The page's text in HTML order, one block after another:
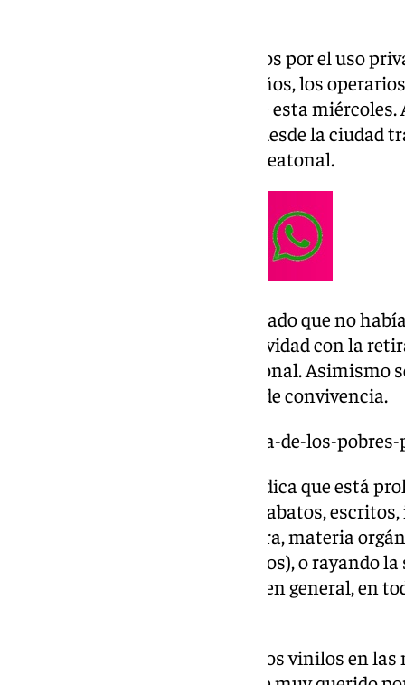
Así, ante las quejas de los vecinos por el uso
emblemático para los malagueños, los
estas pintadas en la mañana de esta
levantado boletín de denuncia desde la ciudad
actividad y restablecer el paso peatonal.
Fuentes municipales han señalado que no
se ordenó la finalización de actividad con la
restablecimiento del paso peatonal. Asimismo
por infracción de la ordenanza de convivencia.
https://www.101tv.es/la-tribuna-de-los-
En concreto, esta ordenanza indica que está
grafitis, pintadas, manchas, garabatos,
cualquier material (tinta, pintura, materia
(aerosoles, rotuladores y análogos), o rayando
elemento del espacio público y, en general, en
Sin embargo, quedan restos de los vinilos en